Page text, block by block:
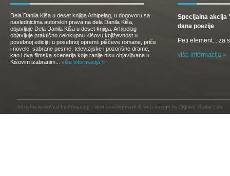
Dela Danila Kiša u deset knjiga Arhipelag, u dogovoru sa
naslednicima autorskih prava na dela Danila Kiša,
objavljuje Dela Danila Kiša u deset knjiga. Arhipelag
objavljuje praktično celokupnu Kišovu književnost u
posebnoj ediciji i u posebnoj opremi: piščeve romane, priče
i novele, sabrane pesme, televizijske i pozorišne drame,
kao i dva filmska scenarija koja ranije nisu objavljivana u
Kišovim izabranim... više informacija »
Specijalna akcija
dana poezije
Peti element... za
više informacija »
All rights reserved by Arhipelag | web development & web design by Ogitive Media Lab